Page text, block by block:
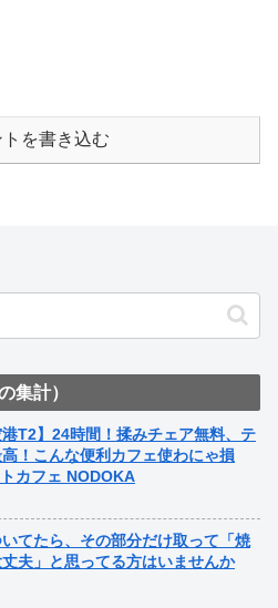
トを書き込む
集計）
港T2】24時間！揉みチェア無料、テ
！こんな便利カフェ使わにゃ損
カフェ NODOKA
てたら、その部分だけ取って「焼
夫」と思ってる方はいませんか